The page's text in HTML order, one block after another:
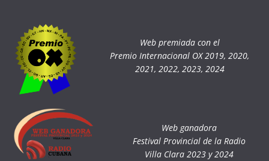
Web premiada con el
Premio Internacional OX 2019, 2020,
2021, 2022, 2023, 2024
Web ganadora
Festival Provincial de la Radio
Villa Clara 2023 y 2024